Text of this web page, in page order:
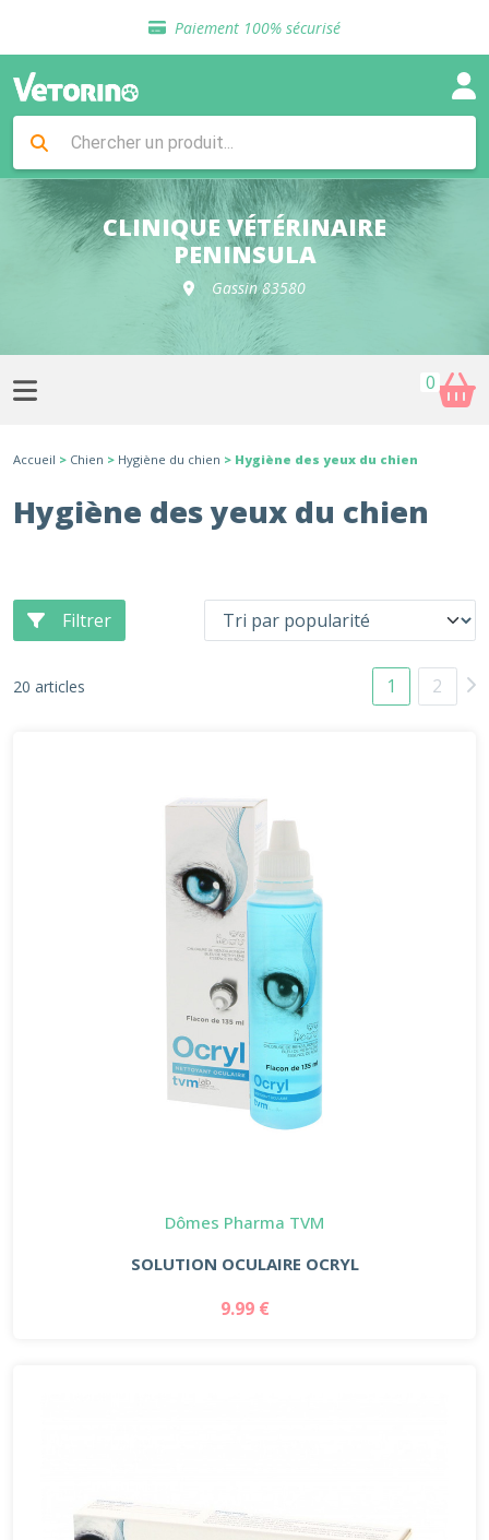
Paiement 100% sécurisé
Livraison gratuite en clinique vétérinaire
Sélection de croquettes vétérinaire
Livraison gratuite en clinique vétérinaire
Retour gratuit en clinique
Sélection de croquettes vétérinaire
CLINIQUE VÉTÉRINAIRE
PENINSULA
Gassin 83580
0
Accueil > Chien > Hygiène du chien > Hygiène des yeux du chien
Hygiène des yeux du chien
Filtrer
20 articles 1 2
Dômes Pharma TVM
SOLUTION OCULAIRE OCRYL
9.99 €